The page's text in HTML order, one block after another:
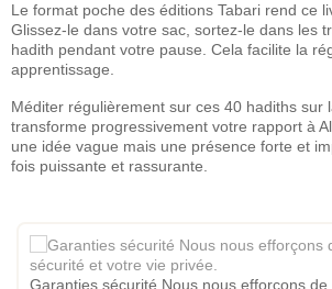
Le format poche des éditions Tabari rend ce
Glissez-le dans votre sac, sortez-le dans les
hadith pendant votre pause. Cela facilite la
apprentissage.
Méditer régulièrement sur ces 40 hadiths sur
transforme progressivement votre rapport à
une idée vague mais une présence forte et
fois puissante et rassurante.
Garanties sécurité Nous nous efforçons